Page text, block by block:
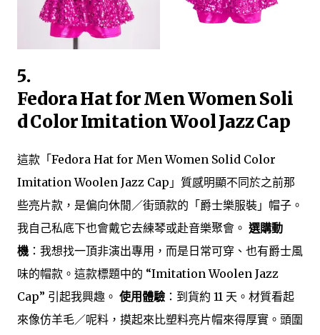
5.
Fedora Hat for Men Women Soli
d Color Imitation Wool Jazz Cap
這款「Fedora Hat for Men Women Solid Color
Imitation Woolen Jazz Cap」質感明顯不同於之前那
些亮片款，是偏向休閒／街頭款的「爵士樂服裝」帽子。
我自己私底下也會戴它去練琴或赴音樂聚會。 選購動
機 ：我想找一頂非演出專用，而是日常可穿、也有爵士風
味的帽款。這款標題中的 “Imitation Woolen Jazz
Cap” 引起我興趣。 使用體驗 ：到貨約 11 天。材質看起
來像仿羊毛／呢料，摸起來比塑料亮片帽來得厚實。頭圍